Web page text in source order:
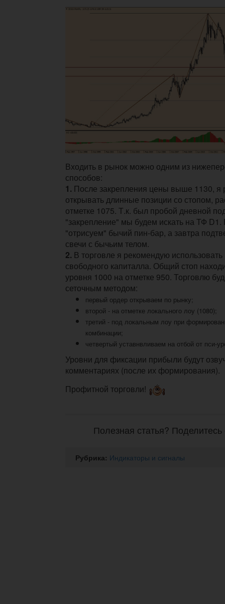
Входить в рынок можно одним из
способов:
1. После закрепления цены выше 1130, я
открывать длинные позиции со стопом,
отметке 1075. Т.к. был пробой дневной
"закрепление" мы будем искать на ТФ D1.
"отрисуем" бычий пин-бар, а завтра
свечи с бычьим телом.
2. В торговле я рекомендую использовать
свободного капиталла. Общий стоп
уровня 1000 на отметке 950. Торговлю
сеточным методом:
первый ордер открываем по рынку;
второй - на отметке локального лоу (1080);
третий - под локальным лоу при
комбинации;
четвертый уставнвливаем на отбой от пси-
Уровни для фиксации прибыли будут
комментариях (после их формирования).
Профитной торговли!
Полезная статья?
Рубрика: Индикаторы и сигналы